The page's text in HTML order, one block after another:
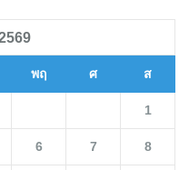
พฤ ศ ส
1
6 7 8